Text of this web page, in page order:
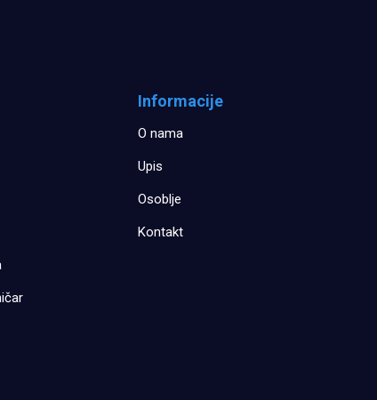
Informacije
O nama
Upis
Osoblje
Kontakt